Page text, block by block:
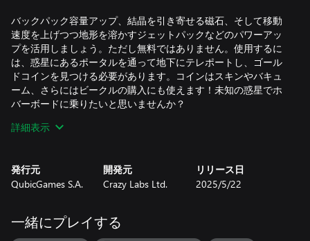
バックパック容量アップ、結晶を引き寄せる磁石、そして移動
速度を上げつつ地形を溶かすジェットパックなどのパワーアッ
プを活用しましょう。ただし無料ではありません。使用するに
は、惑星にあるポータルを通って地下にテレポートし、ゴール
ドコインを見つける必要があります。コインはスキンやバキュ
ーム、さらにはビークルの購入にも使えます！未知の惑星でホ
バーボードに乗りたいと思いませんか？
ひとりで採掘したくないなら、co‑op モードで友達を招待して
う！
も。超テクノロジーのおかげで蘇生させ、仲間として連れて歩
き、さまざまなボーナスを得られます！
詳細表示
発行元
QubicGames S.A.
開発元
Crazy Labs Ltd.
リリース日
2025/5/22
一緒にプレイする